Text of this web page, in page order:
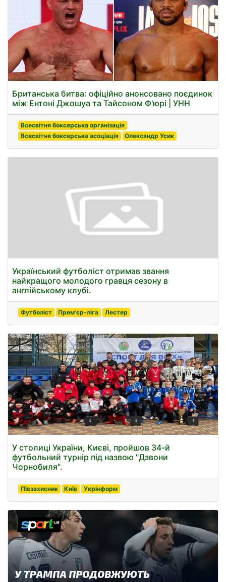
Британська битва: офіційно анонсовано поєдинок
між Ентоні Джошуа та Тайсоном Ф'юрі | УНН
Всесвітня боксерська організація
Всесвітня боксерська асоціація
Олександр Усик
Український футболіст отримав звання
найкращого молодого гравця сезону в
англійському клубі.
Футболіст Прем'єр-ліга Лестер
У столиці України, Києві, пройшов 34-й
футбольний турнір під назвою "Дзвони
Чорнобиля".
Півзахисник Київ Укрінформ